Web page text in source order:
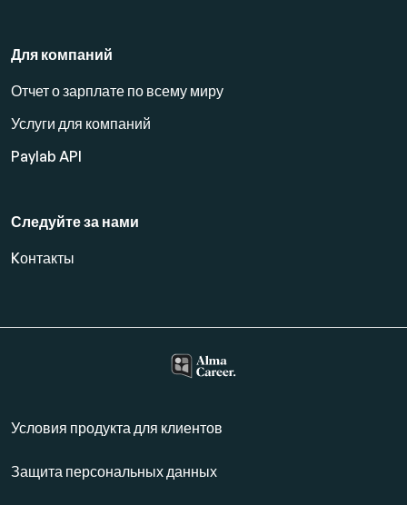
Для компаний
Отчет о зарплате по всему миру
Услуги для компаний
Paylab API
Следуйте за нами
Kонтакты
Условия продукта для клиентов
Защита персональных данных